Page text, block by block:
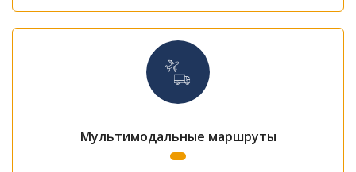
Мультимодальные маршруты